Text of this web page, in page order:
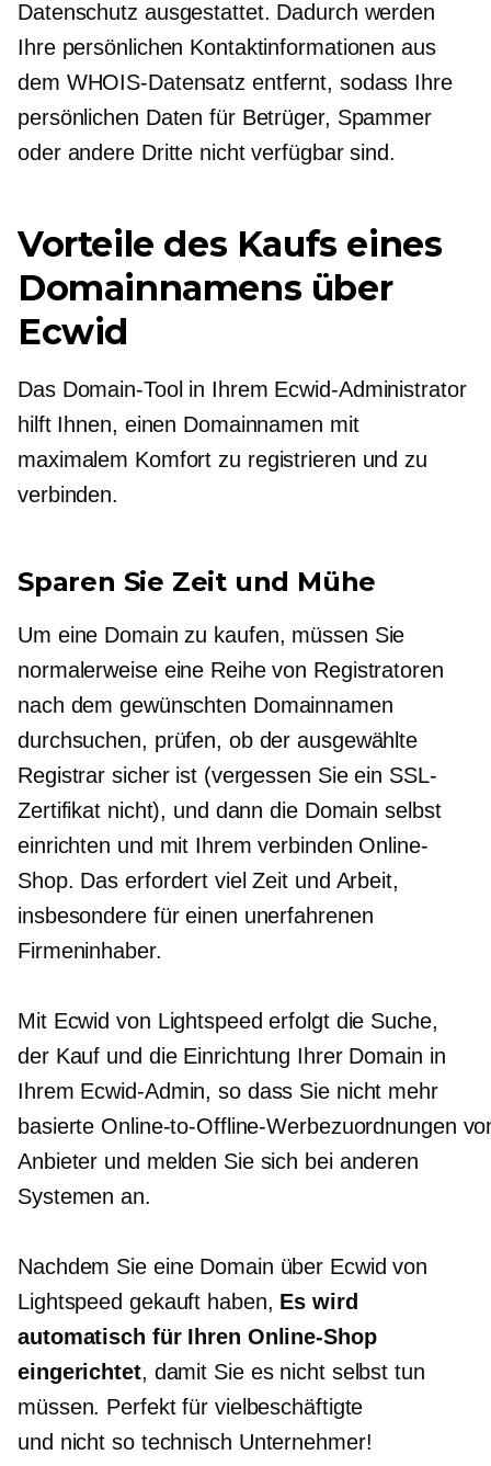
Datenschutz ausgestattet. Dadurch werden
Ihre persönlichen Kontaktinformationen aus
dem WHOIS-Datensatz entfernt, sodass Ihre
persönlichen Daten für Betrüger, Spammer
oder andere Dritte nicht verfügbar sind.
Vorteile des Kaufs eines
Domainnamens über
Ecwid
Das Domain-Tool in Ihrem Ecwid-Administrator
hilft Ihnen, einen Domainnamen mit
maximalem Komfort zu registrieren und zu
verbinden.
Sparen Sie Zeit und Mühe
Um eine Domain zu kaufen, müssen Sie
normalerweise eine Reihe von Registratoren
nach dem gewünschten Domainnamen
durchsuchen, prüfen, ob der ausgewählte
Registrar sicher ist (vergessen Sie ein SSL-
Zertifikat nicht), und dann die Domain selbst
einrichten und mit Ihrem verbinden Online-
Shop. Das erfordert viel Zeit und Arbeit,
insbesondere für einen unerfahrenen
Firmeninhaber.
Mit Ecwid von Lightspeed erfolgt die Suche,
der Kauf und die Einrichtung Ihrer Domain in
Ihrem Ecwid-Admin, so dass Sie nicht mehr
basierte Online-to-Offline-Werbezuordnungen
Anbieter und melden Sie sich bei anderen
Systemen an.
Nachdem Sie eine Domain über Ecwid von
Lightspeed gekauft haben, Es wird
automatisch für Ihren Online-Shop
eingerichtet, damit Sie es nicht selbst tun
müssen. Perfekt für vielbeschäftigte
und nicht so technisch Unternehmer!